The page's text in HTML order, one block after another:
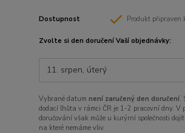
Dostupnost Produkt připraven
Zvolte si den doručení Vaší objednávky:
Vybrané datum není zaručený den doručení.
dodací lhůta v rámci ČR je 1-2 pracovní dny. V
doručování však může u kurýrní společnosti
na které nemáme vliv.